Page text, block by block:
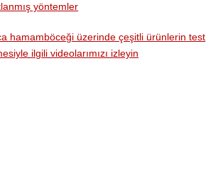
yöntemler
hamamböceği üzerinde çeşitli ürünlerin test
ilgili videolarımızı izleyin